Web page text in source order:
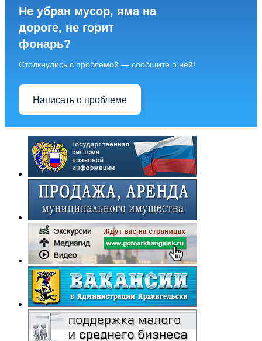
Не убран мусор, яма на
дороге, не горит
фонарь?
Столкнулись с проблемой — сообщите о ней!
Написать о проблеме